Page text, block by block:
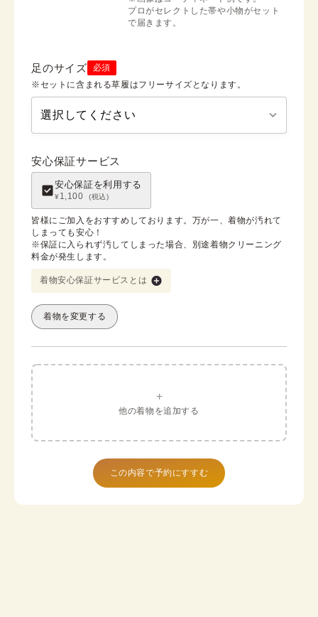
プロがセレクトした帯や小物がセット
で届きます。
足のサイズ
必須
※セットに含まれる草履はフリーサイズとなります。
安心保証サービス
安心保証を利用する
¥1,100 (税込)
皆様にご加入をおすすめしております。万が一、着物が汚れて
しまっても安心！
※保証に入られず汚してしまった場合、別途着物クリーニング
料金が発生します。
着物安心保証サービスとは
着物を変更する
+
他の着物を追加する
この内容で予約にすすむ